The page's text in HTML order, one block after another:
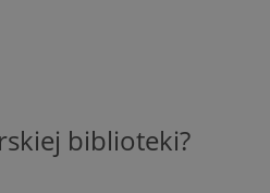
biblioteki?